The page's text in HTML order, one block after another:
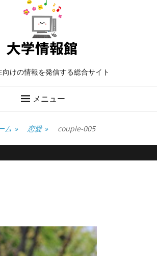
向けの情報を発信する総合サイト
メニュー
ム » 恋愛 » couple-005